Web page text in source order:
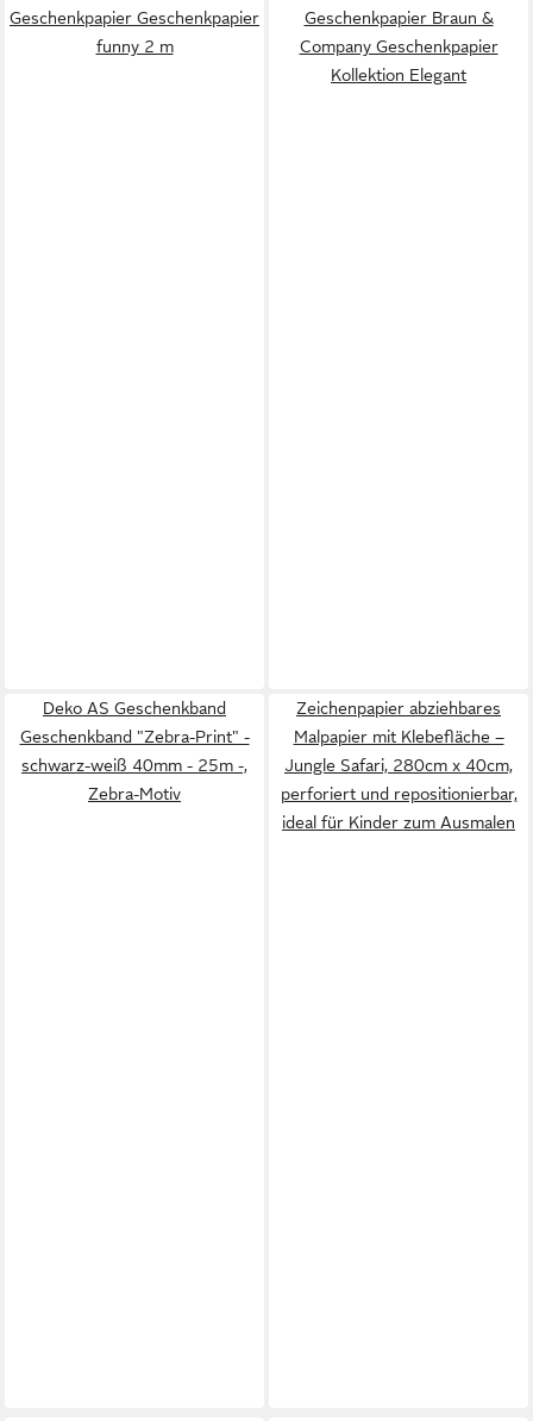
Geschenkpapier Geschenkpapier
funny 2 m
Geschenkpapier Braun &
Company Geschenkpapier
Kollektion Elegant
Deko AS Geschenkband
Geschenkband "Zebra-Print" -
schwarz-weiß 40mm - 25m -,
Zebra-Motiv
Zeichenpapier abziehbares
Malpapier mit Klebefläche –
Jungle Safari, 280cm x 40cm,
perforiert und repositionierbar,
ideal für Kinder zum Ausmalen